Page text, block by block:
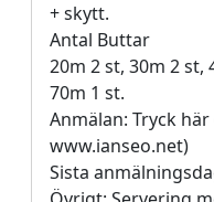
+ skytt.
Antal Buttar
20m 2 st, 30m 2 st,
70m 1 st.
Anmälan: Tryck
www.ianseo.net)
Sista